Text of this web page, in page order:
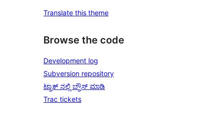
Translate this theme
Browse the code
Development log
Subversion repository
ಟ್ರಾಕ್ ನಲ್ಲಿ ಬ್ರೌಸ್ ಮಾಡಿ
Trac tickets